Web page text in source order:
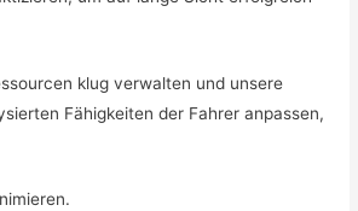
klug verwalten und unsere
Fähigkeiten der Fahrer anpassen,